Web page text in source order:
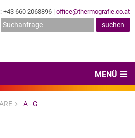
+43 660 2068896 | office@thermografie.co.at
MENÜ
A - G